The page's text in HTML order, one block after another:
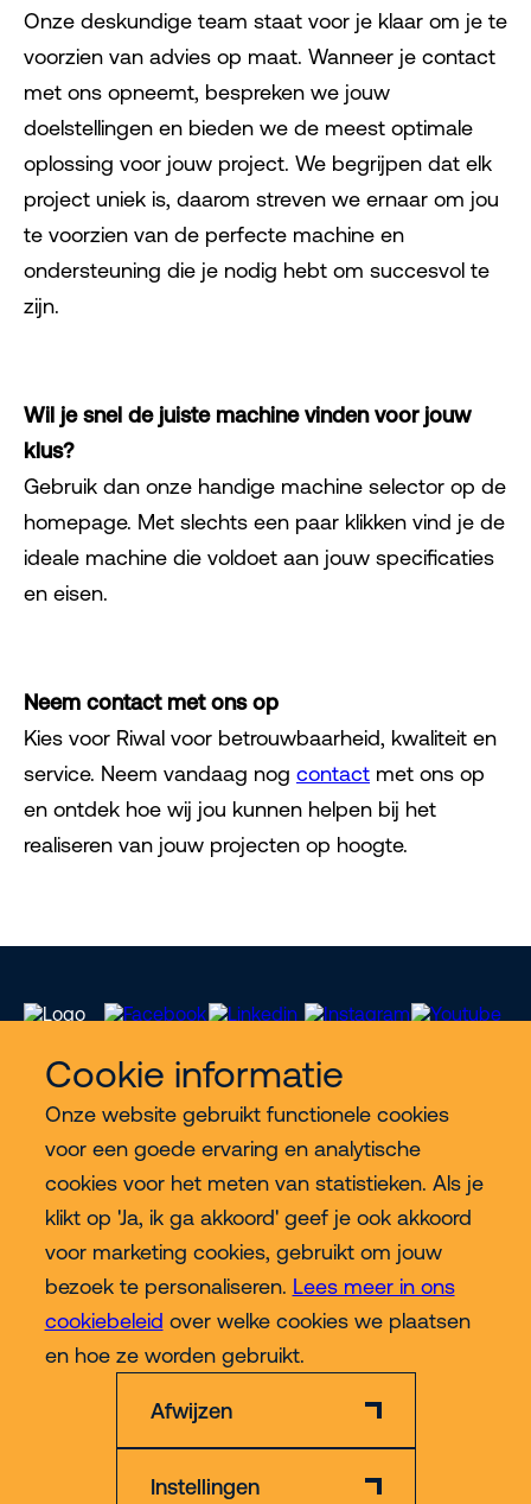
Cookie informatie
Onze website gebruikt functionele cookies
voor een goede ervaring en analytische
cookies voor het meten van statistieken. Als je
klikt op 'Ja, ik ga akkoord' geef je ook akkoord
voor marketing cookies, gebruikt om jouw
bezoek te personaliseren. Lees meer in ons
cookiebeleid over welke cookies we plaatsen
en hoe ze worden gebruikt.
Afwijzen
Instellingen
Onze deskundige team staat voor je klaar om je te
voorzien van advies op maat. Wanneer je contact
met ons opneemt, bespreken we jouw
doelstellingen en bieden we de meest optimale
oplossing voor jouw project. We begrijpen dat elk
project uniek is, daarom streven we ernaar om jou
te voorzien van de perfecte machine en
ondersteuning die je nodig hebt om succesvol te
zijn.
Wil je snel de juiste machine vinden voor jouw
klus?
Gebruik dan onze handige machine selector op de
homepage. Met slechts een paar klikken vind je de
ideale machine die voldoet aan jouw specificaties
en eisen.
Neem contact met ons op
Kies voor Riwal voor betrouwbaarheid, kwaliteit en
service. Neem vandaag nog contact met ons op
en ontdek hoe wij jou kunnen helpen bij het
realiseren van jouw projecten op hoogte.
Meer Riwal
Industries
Contact
Meer